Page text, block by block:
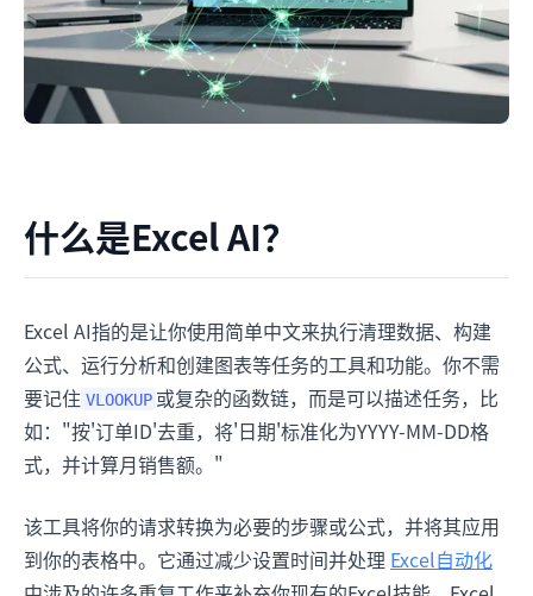
什么是Excel AI？
Excel AI指的是让你使用简单中文来执行清理数据、构建
公式、运行分析和创建图表等任务的工具和功能。你不需
要记住 VLOOKUP 或复杂的函数链，而是可以描述任务，比
如："按'订单ID'去重，将'日期'标准化为YYYY-MM-DD格
式，并计算月销售额。"
该工具将你的请求转换为必要的步骤或公式，并将其应用
到你的表格中。它通过减少设置时间并处理 Excel自动化